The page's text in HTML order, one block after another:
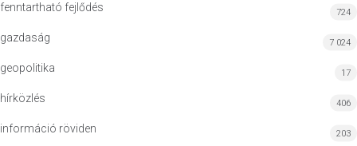
fenntartható fejlődés 724
gazdaság 7 024
geopolitika 17
hírközlés 406
információ röviden 203